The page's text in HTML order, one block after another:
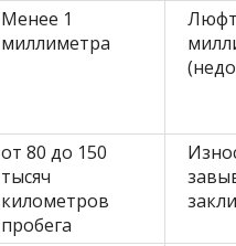
Менее 1
миллиметра
от 80 до 150
тысяч
километров
пробега